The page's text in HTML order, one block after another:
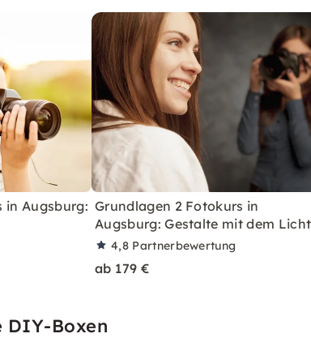
in Augsburg: Grundlagen 2 Fotokurs in
Augsburg: Gestalte mit dem Licht
4,8 Partnerbewertung
ab 179 €
DIY-Boxen